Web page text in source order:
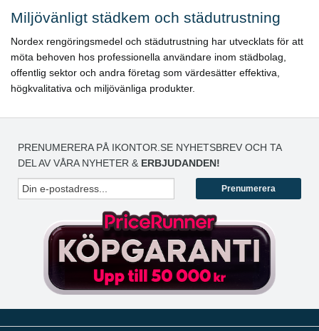
Miljövänligt städkem och städutrustning
Nordex rengöringsmedel och städutrustning har utvecklats för att
möta behoven hos professionella användare inom städbolag,
offentlig sektor och andra företag som värdesätter effektiva,
högkvalitativa och miljövänliga produkter.
PRENUMERERA PÅ IKONTOR.SE NYHETSBREV OCH TA
DEL AV VÅRA NYHETER & ERBJUDANDEN!
Prenumerera